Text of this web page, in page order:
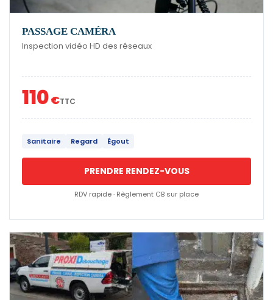
PASSAGE CAMÉRA
Inspection vidéo HD des réseaux
110€TTC
Sanitaire Regard Égout
PRENDRE RENDEZ-VOUS
RDV rapide · Règlement CB sur place